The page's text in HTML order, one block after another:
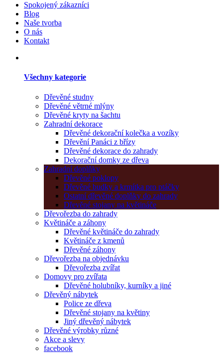
Spokojený zákazníci
Blog
Naše tvorba
O nás
Kontakt
Všechny kategorie
Dřevěné studny
Dřevěné větrné mlýny
Dřevěné kryty na šachtu
Zahradní dekorace
Dřevěné dekorační kolečka a vozíky
Dřevění Panáci z břízy
Dřevěné dekorace do zahrady
Dekorační domky ze dřeva
Zahradní doplňky
Dřevěné poklopy
Dřevěné budky a krmítka pro ptáčky
Ostatní dřevěné doplňky do zahrady
Dřevěné stojany na květináče
Dřevořezba do zahrady
Květináče a záhony
Dřevěné květináče do zahrady
Květináče z kmenů
Dřevěné záhony
Dřevořezba na objednávku
Dřevořezba zvířat
Domovy pro zvířata
Dřevěné holubníky, kurníky a jiné
Dřevěný nábytek
Police ze dřeva
Dřevěné stojany na květiny
Jiný dřevěný nábytek
Dřevěné výrobky různé
Akce a slevy
facebook